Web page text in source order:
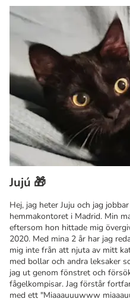
Jujú 🎁
Hej, jag heter Juju och jag
hemmakontoret i Madrid. Min
eftersom hon hittade mig
2020. Med mina 2 år har jag
mig inte från att njuta av mitt
med bollar och andra leksaker
jag ut genom fönstret och
fågelkompisar. Jag förstår
med ett "Miaaauuuwww